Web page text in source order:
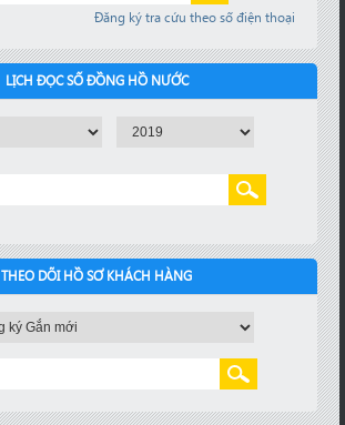
Đăng ký tra cứu theo số điện thoại
LỊCH ĐỌC SỐ ĐỒNG HỒ NƯỚC
THEO DÕI HỒ SƠ KHÁCH HÀNG